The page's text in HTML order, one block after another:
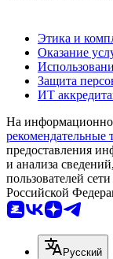
Этика и
Оказание
Защита
ИТ
На
рекомендательные
предоставления
и анализа
пользователей
Российской
Русский